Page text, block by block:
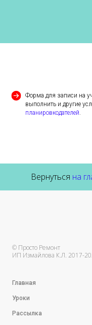
Форма для записи на
выполнить и другие
планировкодателей.
Вернуться на
© Просто Ремонт
ИП Измайлова К.Л. 2017-
Главная
Уроки
Рассылка